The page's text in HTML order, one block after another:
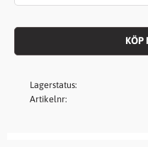
Lagerstatus
Artikelnr